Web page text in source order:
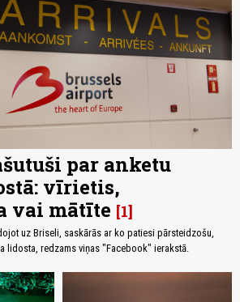
par anketu
vīrietis,
vai mātīte 1
uz Briseli, saskārās ar ko patiesi pārsteidzošu,
lidosta, redzams viņas "Facebook" ierakstā.